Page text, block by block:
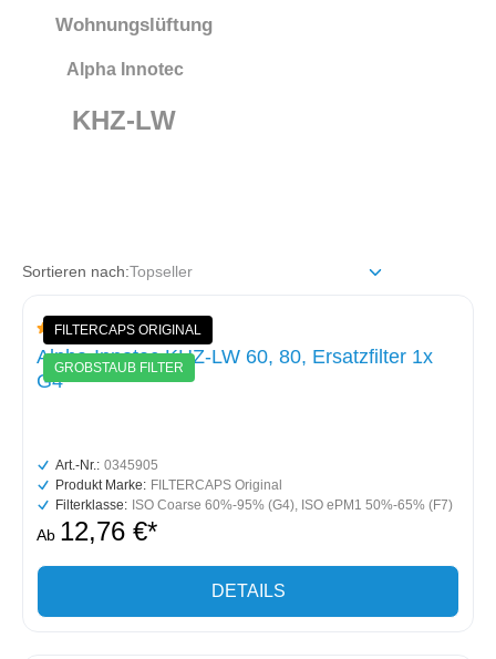
Wohnungslüftung
Alpha Innotec
KHZ-LW
Sortieren nach:
FILTERCAPS ORIGINAL
GROBSTAUB FILTER
Durchschnittliche Bewertung von 4 von 5 Sternen
1
Alpha-Innotec KHZ-LW 60, 80, Ersatzfilter 1x
G4
Art.-Nr.: 0345905
Produkt Marke: FILTERCAPS Original
Filterklasse: ISO Coarse 60%-95% (G4), ISO ePM1 50%-65% (F7)
Ab 12,76 €*
DETAILS